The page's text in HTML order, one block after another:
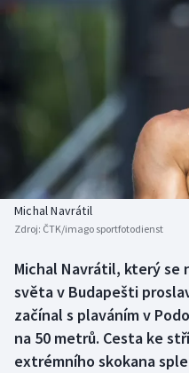
DALŠÍ SPORTY
Baseball a softbal
Basketbal
Biatlon
Boby a skeleton
Box
Curling
Dostihy
Historické návraty
Aplikace ČT sport
AZ kvíz
Michal Navrátil
Zdroj: ČTK/imago sportfotodienst
Michal Navrátil, který se
světa v Budapešti
začínal s plaváním v
na 50 metrů. Cesta ke
extrémního skokana